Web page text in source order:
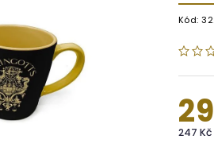
Kód:
247 Kč